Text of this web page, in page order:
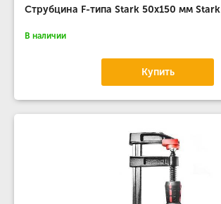
Струбцина F-типа Stark 50x150 мм Stark
В наличии
Купить